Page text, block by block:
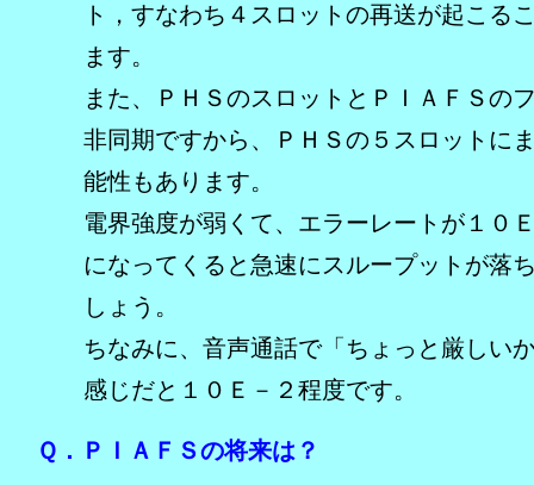
ト，すなわち４スロットの再送が起こる
ます。
また、ＰＨＳのスロットとＰＩＡＦＳの
非同期ですから、ＰＨＳの５スロットに
能性もあります。
電界強度が弱くて、エラーレートが１０
になってくると急速にスループットが落
しょう。
ちなみに、音声通話で「ちょっと厳しい
感じだと１０Ｅ－２程度です。
Ｑ．ＰＩＡＦＳの将来は？